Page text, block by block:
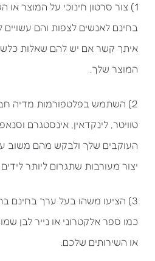
1) צור סרטון חינוכי על המוצר או
בחינם לאנשים לצפות והם עשויים
איתך קשר אם יש להם שאלות
המוצר שלך.
2) השתמש בפלטפורמות מדיה
טוויטר, לינקדאין, אינסטגרם
העוקבים שלך ולבקש מהם
יצור מעורבות שתגרום ליותר
3) הציעו משהו בעל ערך בחינם
כמו ספר אלקטרוני או נייר לבן
או השירותים שלכם.